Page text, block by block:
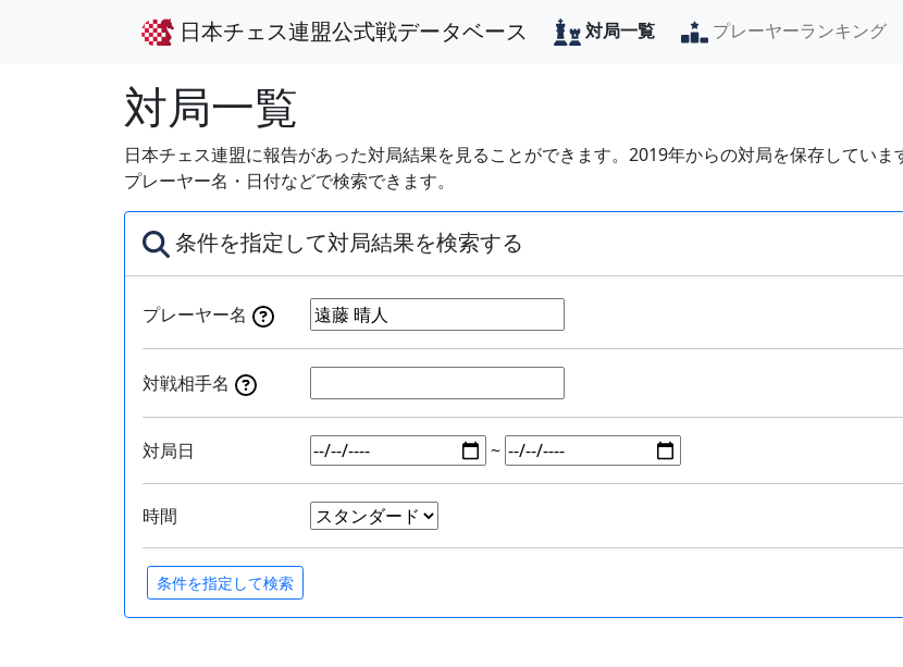
日本チェス連盟公式戦データベース 対局一覧 プレーヤーランキング
対局一覧
日本チェス連盟に報告があった対局結果を見ることができます。2019年からの対局を保存していま
プレーヤー名・日付などで検索できます。
条件を指定して対局結果を検索する
プレーヤー名
対戦相手名
対局日 ~
時間